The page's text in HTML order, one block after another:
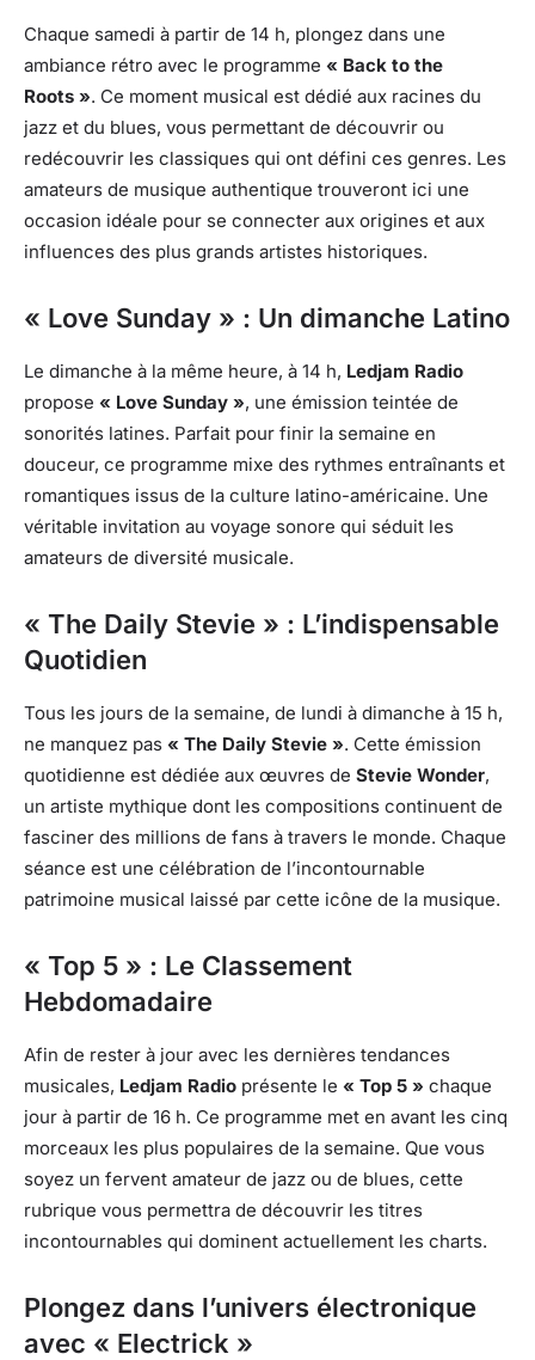
Chaque samedi à partir de 14 h, plongez dans une
ambiance rétro avec le programme « Back to the
Roots ». Ce moment musical est dédié aux racines du
jazz et du blues, vous permettant de découvrir ou
redécouvrir les classiques qui ont défini ces genres. Les
amateurs de musique authentique trouveront ici une
occasion idéale pour se connecter aux origines et aux
influences des plus grands artistes historiques.
« Love Sunday » : Un dimanche Latino
Le dimanche à la même heure, à 14 h, Ledjam Radio
propose « Love Sunday », une émission teintée de
sonorités latines. Parfait pour finir la semaine en
douceur, ce programme mixe des rythmes entraînants et
romantiques issus de la culture latino-américaine. Une
véritable invitation au voyage sonore qui séduit les
amateurs de diversité musicale.
« The Daily Stevie » : L’indispensable
Quotidien
Tous les jours de la semaine, de lundi à dimanche à 15 h,
ne manquez pas « The Daily Stevie ». Cette émission
quotidienne est dédiée aux œuvres de Stevie Wonder,
un artiste mythique dont les compositions continuent de
fasciner des millions de fans à travers le monde. Chaque
séance est une célébration de l’incontournable
patrimoine musical laissé par cette icône de la musique.
« Top 5 » : Le Classement
Hebdomadaire
Afin de rester à jour avec les dernières tendances
musicales, Ledjam Radio présente le « Top 5 » chaque
jour à partir de 16 h. Ce programme met en avant les cinq
morceaux les plus populaires de la semaine. Que vous
soyez un fervent amateur de jazz ou de blues, cette
rubrique vous permettra de découvrir les titres
incontournables qui dominent actuellement les charts.
Plongez dans l’univers électronique
avec « Electrick »